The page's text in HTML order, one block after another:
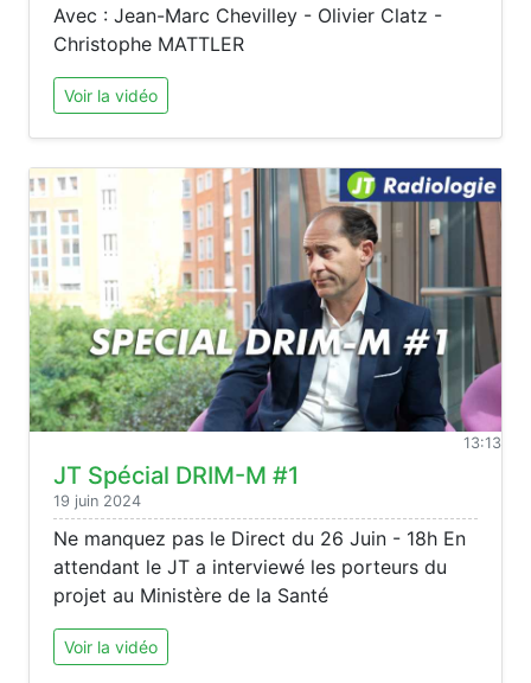
Avec : Jean-Marc Chevilley - Olivier Clatz -
Christophe MATTLER
Voir la vidéo
13:13
JT Spécial DRIM-M #1
19 juin 2024
Ne manquez pas le Direct du 26 Juin - 18h En
attendant le JT a interviewé les porteurs du
projet au Ministère de la Santé
Voir la vidéo